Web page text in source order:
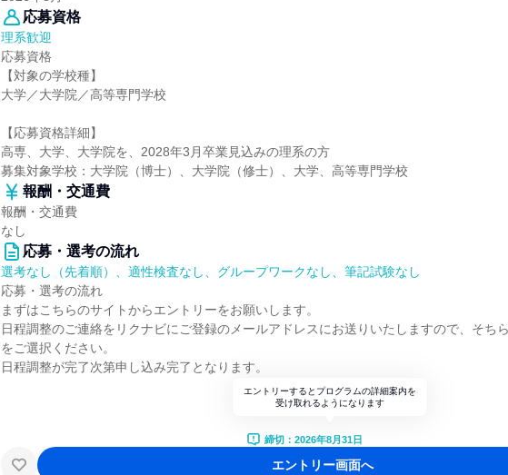
応募資格
理系歓迎
応募資格
【対象の学校種】
大学／大学院／高等専門学校
【応募資格詳細】
高専、大学、大学院を、2028年3月卒業見込みの理系の方
募集対象学校：大学院（博士）、大学院（修士）、大学、高等専門学校
報酬・交通費
報酬・交通費
なし
応募・選考の流れ
選考なし（先着順）、適性検査なし、グループワークなし、筆記試験なし
応募・選考の流れ
まずはこちらのサイトからエントリーをお願いします。
日程調整のご連絡をリクナビにご登録のメールアドレスにお送りいたしますので、そち
をご選択ください。
日程調整が完了次第申し込み完了となります。
エントリーするとプログラムの詳細案内を
受け取れるようになります
締切：2026年8月31日
エントリー画面へ